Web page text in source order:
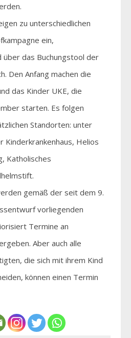
zu unterschiedlichen
ein,
über das Buchungstool der
Den Anfang machen die
das Kinder UKE, die
starten. Es folgen
Standorten: unter
Kinderkrankenhaus, Helios
Katholisches
gemäß der seit dem 9.
vorliegenden
Termine an
Aber auch alle
die sich mit ihrem Kind
können einen Termin